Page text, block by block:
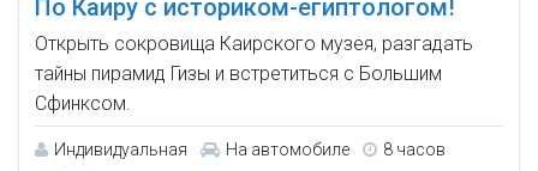
По Каиру с историком-египтологом!
Открыть сокровища Каирского музея, разгадать
тайны пирамид Гизы и встретиться с Большим
Сфинксом.
Индивидуальная На автомобиле 8 часов